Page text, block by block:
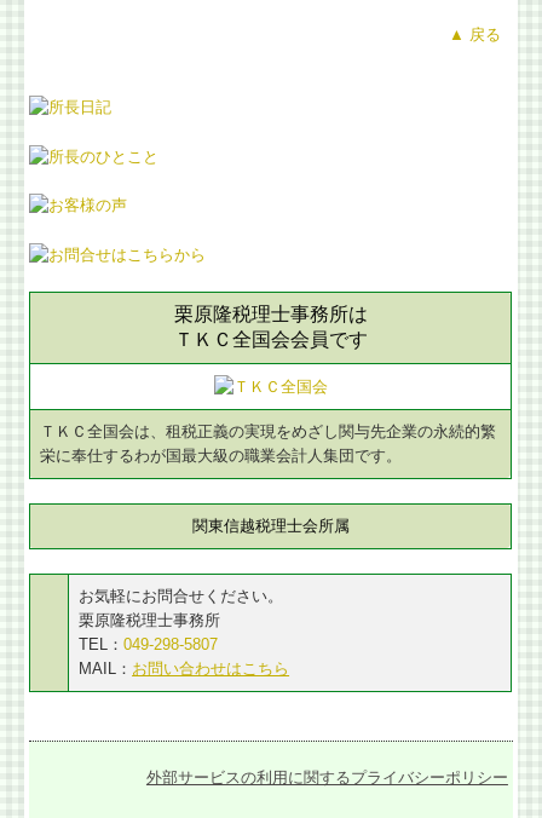
栗原隆税理士事務所は
ＴＫＣ全国会会員です
ＴＫＣ全国会は、租税正義の実現をめざし関与先企業の永続的繁
栄に奉仕するわが国最大級の職業会計人集団です。
関東信越税理士会所属
お気軽にお問合せください。
栗原隆税理士事務所
TEL：049-298-5807
MAIL： お問い合わせはこちら
▲ 戻る
外部サービスの利用に関するプライバシーポリシー